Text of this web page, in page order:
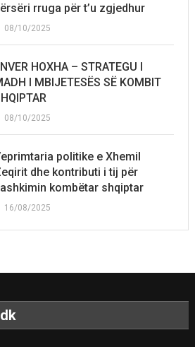
rruga për t’u zgjedhur
08/10/2025
HOXHA – STRATEGU I
I MBIJETESËS SË KOMBIT
08/10/2025
politike e Xhemil
dhe kontributi i tij për
kombëtar shqiptar
16/08/2025